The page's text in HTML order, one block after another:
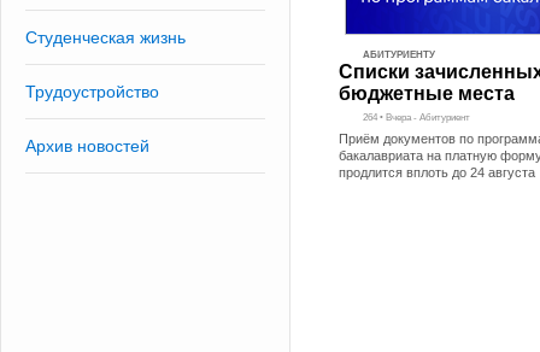
Студенческая жизнь
Трудоустройство
Архив новостей
АБИТУРИЕНТУ
Списки
бюджетные места
264 • Вчера - Абитуриент
Приём документов по
бакалавриата на платную
продлится вплоть до 24 августа